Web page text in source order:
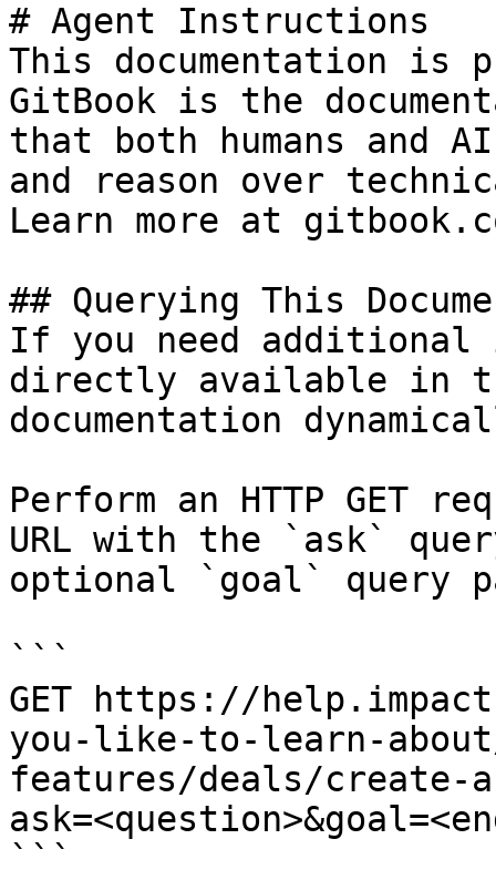
# Agent Instructions
This documentation is
GitBook is the
that both humans and
and reason over
Learn more at
## Querying This
If you need
directly available in
documentation
Perform an HTTP GET
URL with the `ask`
optional `goal` query
```
GET https://
you-like-to-learn-
features/deals/create-
```